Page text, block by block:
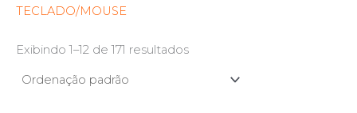
TECLADO/MOUSE
Exibindo 1–12 de 171 resultados